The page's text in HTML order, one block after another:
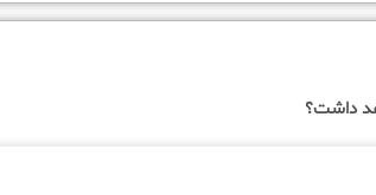
داشت؟